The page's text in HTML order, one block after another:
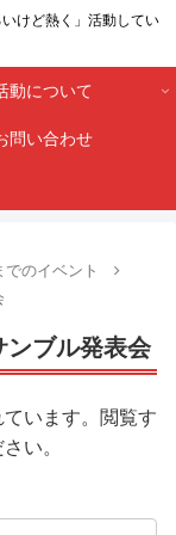
けど熱く」活動してい
動について
問い合わせ
でのイベント
ンブル発表会
います。閲覧す
い。